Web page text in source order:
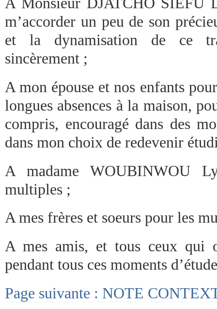
m’accorder un peu de son
et la dynamisation de ce
sincèrement ;
A mon épouse et nos enfants
longues absences à la maison,
compris, encouragé dans des
dans mon choix de redevenir
A madame WOUBINWOU
multiples ;
A mes frères et soeurs pour les
A mes amis, et tous ceux qui
pendant tous ces moments
Page suivante : NOTE